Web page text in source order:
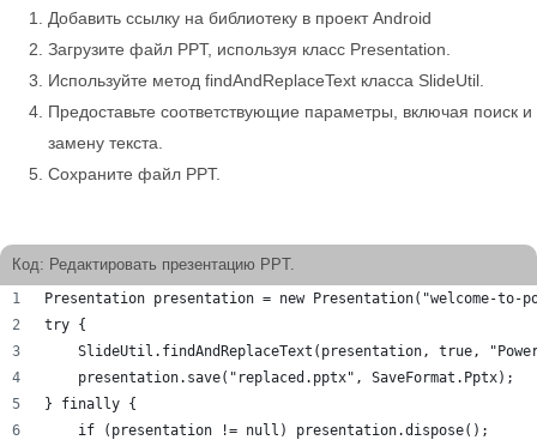
Добавить ссылку на библиотеку в проект Android
Загрузите файл PPT, используя класс Presentation.
Используйте метод findAndReplaceText класса SlideUtil.
Предоставьте соответствующие параметры, включая поиск и
замену текста.
Сохраните файл PPT.
Код: Редактировать презентацию PPT.
Presentation presentation = new Presentation("welcome-to-
try {
SlideUtil.findAndReplaceText(presentation, true,
    presentation.save("replaced.pptx", SaveFormat.Pptx);
} finally {
    if (presentation != null) presentation.dispose();